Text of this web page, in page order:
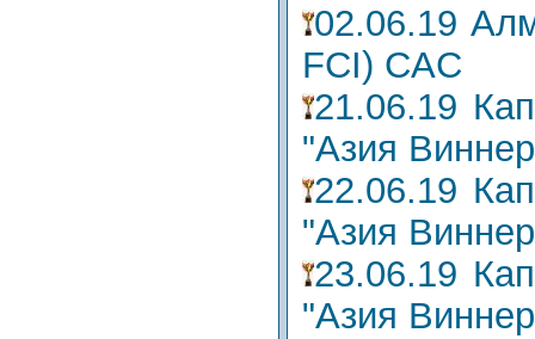
02.06.19
FCI) CAC
21.06.19
"Азия
22.06.19
"Азия
23.06.19
"Азия